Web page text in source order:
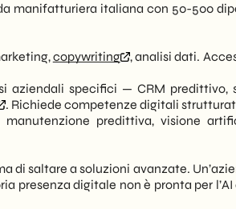
manifatturiera italiana con 50-500
copywriting
, analisi dati.
aziendali specifici — CRM predittivo,
. Richiede competenze digitali
predittiva, visione
di saltare a soluzioni avanzate.
presenza digitale non è pronta per